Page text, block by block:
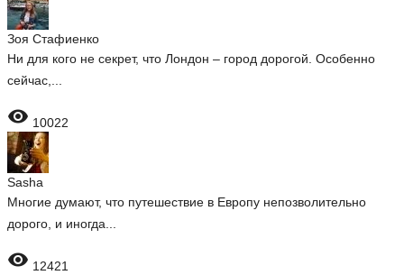
Зоя Стафиенко
Ни для кого не секрет, что Лондон – город дорогой. Особенно
сейчас,...
 10022
Sasha
Многие думают, что путешествие в Европу непозволительно
дорого, и иногда...
 12421